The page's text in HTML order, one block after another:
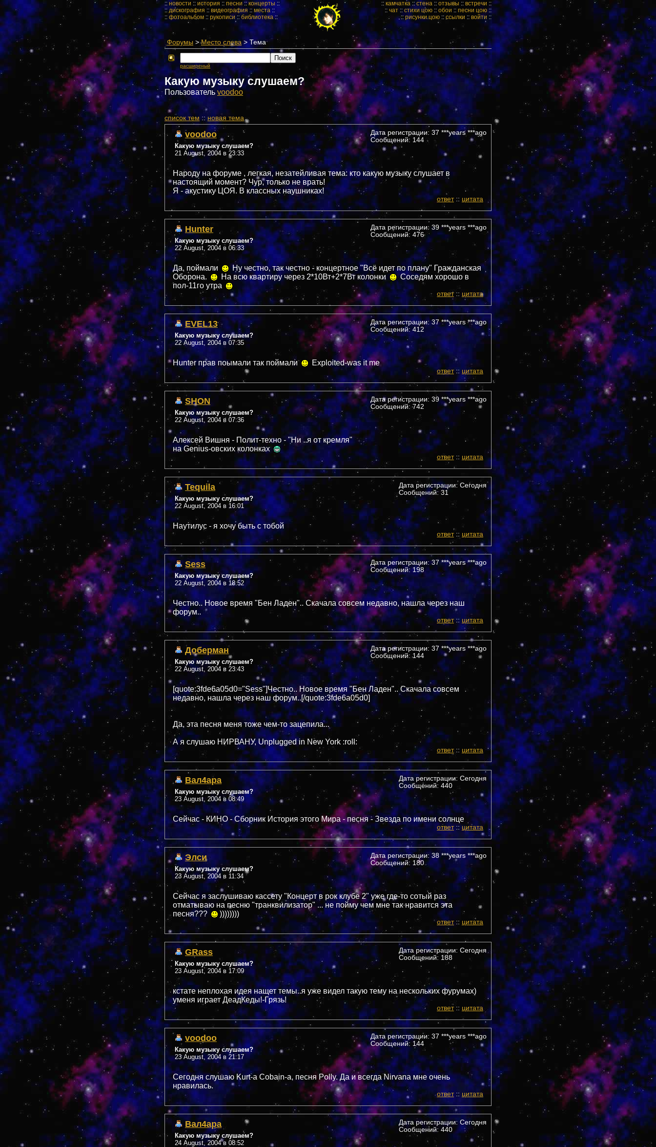
:: новости :: история :: песни::концерты ::
::дискография :: видеография :: места ::
:: фотоальбом :: рукописи :: библиотека::
:: камчатка ::стена :: отзывы :: встречи ::
:: чат :: стихи цою :: обои :: песни цою::
::рисунки цою :: ссылки :: войти ::
Форумы >Место слева> Тема
расширеный
Какую музыку слушаем?
Пользователь voodoo
cписок тем :: новая тема
voodoo
Какую музыку слушаем?
21 August, 2004 в 23:33
Дата регистрации: 37 ***years ***ago
Сообщений: 144
Народу на форуме , легкая, незатейливая тема: кто какую музыку слушает в
настоящий момент? Чур, только не врать!
Я - акустику ЦОЯ. В классных наушниках!
ответ:: цитата
Hunter
Какую музыку слушаем?
22 August, 2004 в 06:33
Дата регистрации: 39 ***years ***ago
Сообщений: 476
Да, поймали
Ну честно, так честно - концертное "Всё идет по плану" Гражданская
Оборона.
На всю квартиру через 2*10Вт+2*7Вт колонки
Соседям хорошо в
пол-11го утра
ответ:: цитата
EVEL13
Какую музыку слушаем?
22 August, 2004 в 07:35
Дата регистрации: 37 ***years ***ago
Сообщений: 412
Hunter прав поымали так поймали Exploited-was it me
ответ:: цитата
SHON
Какую музыку слушаем?
22 August, 2004 в 07:36
Дата регистрации: 39 ***years ***ago
Сообщений: 742
Алексей Вишня - Полит-техно - "Ни ..я от кремля"
на Genius-овских колонках
ответ:: цитата
Tequila
Какую музыку слушаем?
22 August, 2004 в 16:01
Дата регистрации: Сегодня
Сообщений: 31
Наутилус - я хочу быть с тобой
ответ:: цитата
Sess
Какую музыку слушаем?
22 August, 2004 в 18:52
Дата регистрации: 37 ***years ***ago
Сообщений: 198
Честно.. Новое время "Бен Ладен".. Скачала совсем недавно, нашла через наш
форум..
ответ:: цитата
Доберман
Какую музыку слушаем?
22 August, 2004 в 23:43
Дата регистрации: 37 ***years ***ago
Сообщений: 144
[quote:3fde6a05d0="Sess"]Честно.. Новое время "Бен Ладен".. Скачала совсем
недавно, нашла через наш форум..[/quote:3fde6a05d0]
Да, эта песня меня тоже чем-то зацепила...
А я слушаю НИРВАНУ, Unplugged in New York :roll:
ответ:: цитата
Вал4ара
Какую музыку слушаем?
23 August, 2004 в 08:49
Дата регистрации: Сегодня
Сообщений: 440
Сейчас - КИНО - Сборник История этого Мира - песня - Звезда по имени солнце
ответ::цитата
Элси
Какую музыку слушаем?
23 August, 2004 в 11:34
Дата регистрации: 38 ***years ***ago
Сообщений: 180
Сейчас я заслушиваю кассету "Концерт в рок клубе 2" уже где-то сотый раз
отматываю на песню "транквилизатор" ... не пойму чем мне так нравится эта
песня???
))))))))
ответ:: цитата
GRass
Какую музыку слушаем?
23 August, 2004 в 17:09
Дата регистрации: Сегодня
Сообщений: 188
кстате неплохая идея нащет темы..я уже видел такую тему на нескольких фурумах)
уменя играет ДеадКеды!-Грязь!
ответ:: цитата
voodoo
Какую музыку слушаем?
23 August, 2004 в 21:17
Дата регистрации: 37 ***years ***ago
Сообщений: 144
Сегодня слушаю Kurt-а Cobain-а, песня Polly. Да и всегда Nirvana мне очень
нравилась.
ответ:: цитата
Вал4ара
Какую музыку слушаем?
24 August, 2004 в 08:52
Дата регистрации: Сегодня
Сообщений: 440